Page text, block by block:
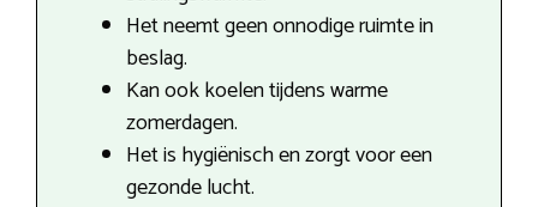
Het neemt geen onnodige ruimte in
beslag.
Kan ook koelen tijdens warme
zomerdagen.
Het is hygiënisch en zorgt voor een
gezonde lucht.